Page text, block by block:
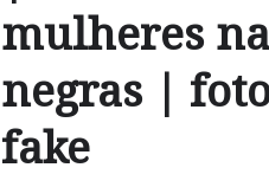
mulheres
negras |
fake